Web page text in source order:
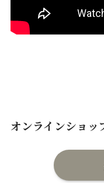
オンラインショッ